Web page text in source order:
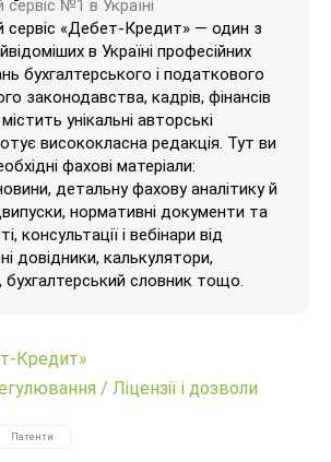
сервіс №1 в Україні
сервіс «Дебет-Кредит» — один з
в Україні професійних
бухгалтерського і податкового
законодавства, кадрів, фінансів
унікальні авторські
висококласна редакція. Тут ви
фахові матеріали:
детальну фахову аналітику й
нормативні документи та
консультації і вебінари від
довідники, калькулятори,
бухгалтерський словник тощо.
Кредит»
/ Ліцензії і дозволи
Патенти